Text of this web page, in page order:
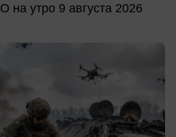
на утро 9 августа 2026